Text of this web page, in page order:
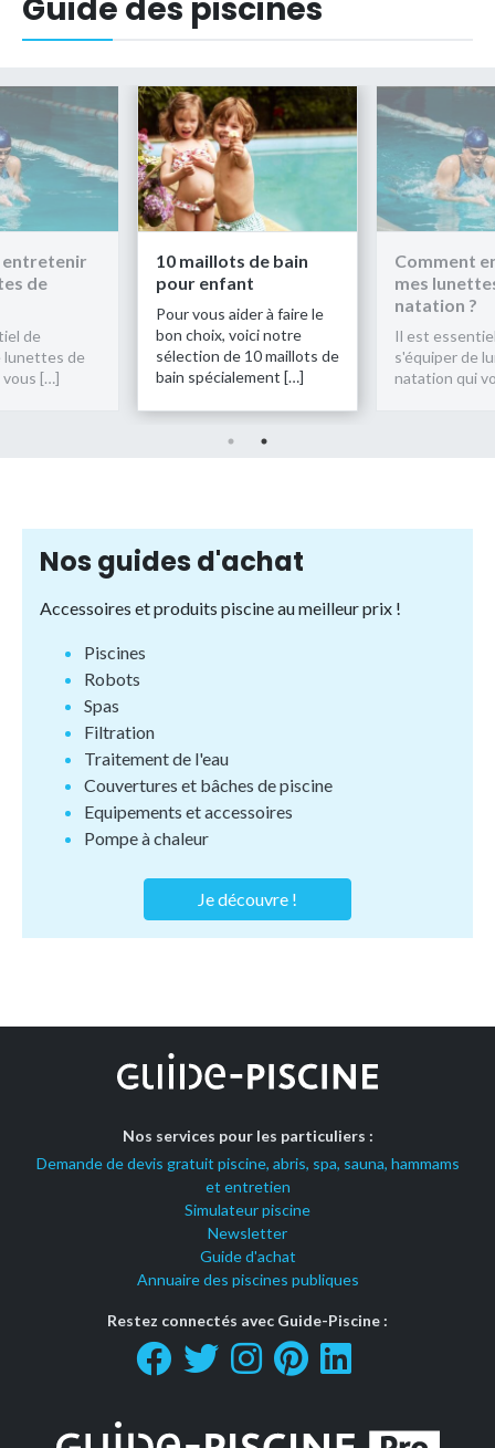
Guide des piscines
entretenir
de
de
lunettes de
[…]
10 maillots de bain
pour enfant
Pour vous aider à faire le
bon choix, voici notre
sélection de 10 maillots de
bain spécialement […]
Comment
mes
natation ?
Il est
s'équiper de
natation qui
Nos guides d'achat
Accessoires et produits piscine au meilleur prix !
Piscines
Robots
Spas
Filtration
Traitement de l'eau
Couvertures et bâches de piscine
Equipements et accessoires
Pompe à chaleur
Je découvre !
Nos services pour les particuliers :
Demande de devis gratuit piscine, abris, spa, sauna, hammams
et entretien
Simulateur piscine
Newsletter
Guide d'achat
Annuaire des piscines publiques
Restez connectés avec Guide-Piscine :